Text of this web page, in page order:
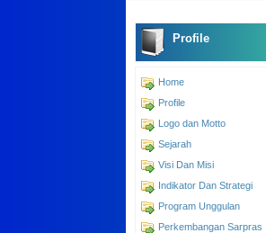
Profile
Home
Profile
Logo dan Motto
Sejarah
Visi Dan Misi
Indikator Dan Strategi
Program Unggulan
Perkembangan Sarpras